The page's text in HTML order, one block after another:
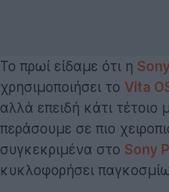
Το πρωί είδαμε ότι η Sony
χρησιμοποιήσει το Vita
αλλά επειδή κάτι τέτοιο
περάσουμε σε πιο
συγκεκριμένα στο Sony
κυκλοφορήσει